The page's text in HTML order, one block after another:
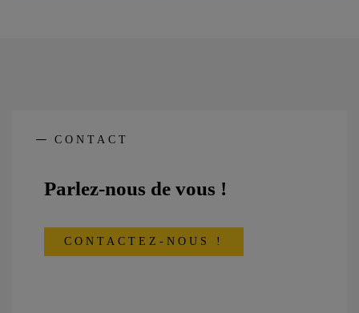
CONTACT
Parlez-nous de vous !
CONTACTEZ-NOUS !